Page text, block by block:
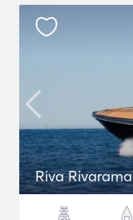
Riva Rivarama